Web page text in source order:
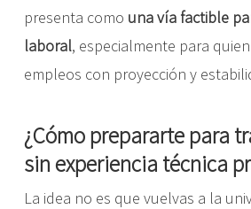
presenta como una vía factible
laboral, especialmente para
empleos con proyección y
¿Cómo prepararte para
sin experiencia técnica
La idea no es que vuelvas a la